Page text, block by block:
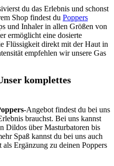
du das Erlebnis und schonst
Shop findest du Poppers
und Inhaler in allen Größen von
ermöglicht eine dosierte
Flüssigkeit direkt mit der Haut in
empfehlen wir unsere Gas
komplettes
-Angebot findest du bei uns
brauchst. Bei uns kannst
Dildos über Masturbatoren bis
Spaß kannst du bei uns auch
als Ergänzung zu deinen Poppers